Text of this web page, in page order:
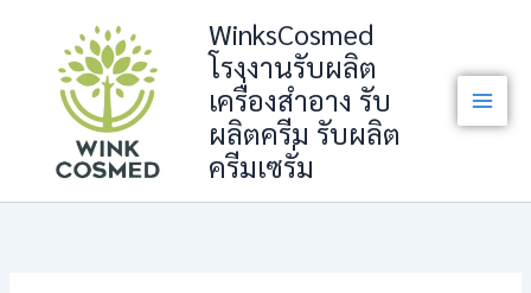
content
WinksCosmed
โรงงานรับผลิต
เครื่องสำอาง รับ
ผลิตครีม รับผลิต
ครีมเซรั่ม